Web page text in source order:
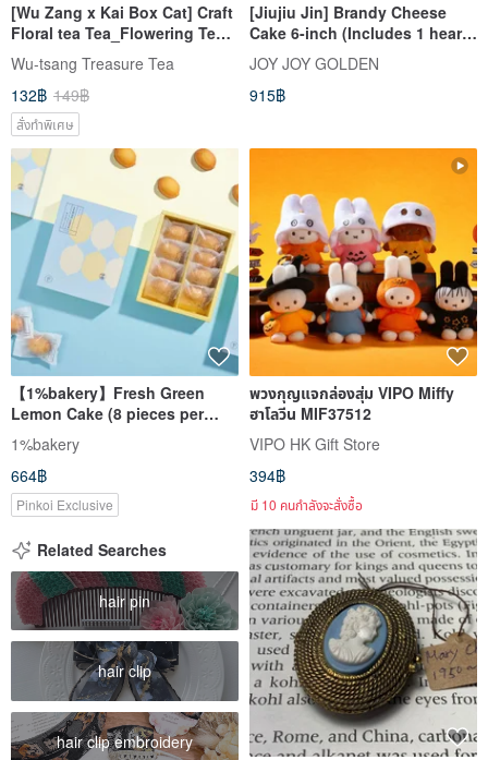
[Wu Zang x Kai Box Cat] Craft
Floral tea Tea_Flowering Tea 1
piece exquisite can (6 types
to choose from)
Wu-tsang Treasure Tea
132฿ 149฿
สั่งทำพิเศษ
[Jiujiu Jin] Brandy Cheese
Cake 6-inch (Includes 1 heart-
shaped candle + 1 floral plate
and fork set + 1 cake knife)
JOY JOY GOLDEN
915฿
【1%bakery】Fresh Green
Lemon Cake (8 pieces per
box)
1%bakery
664฿
Pinkoi Exclusive
พวงกุญแจกล่องสุ่ม VIPO Miffy
ฮาโลวีน MIF37512
VIPO HK Gift Store
394฿
มี 10 คนกำลังจะสั่งซื้อ
Related Searches
hair pin
hair clip
hair clip embroidery